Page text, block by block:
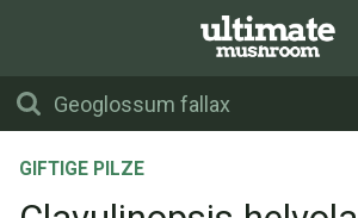
GIFTIGE PILZE